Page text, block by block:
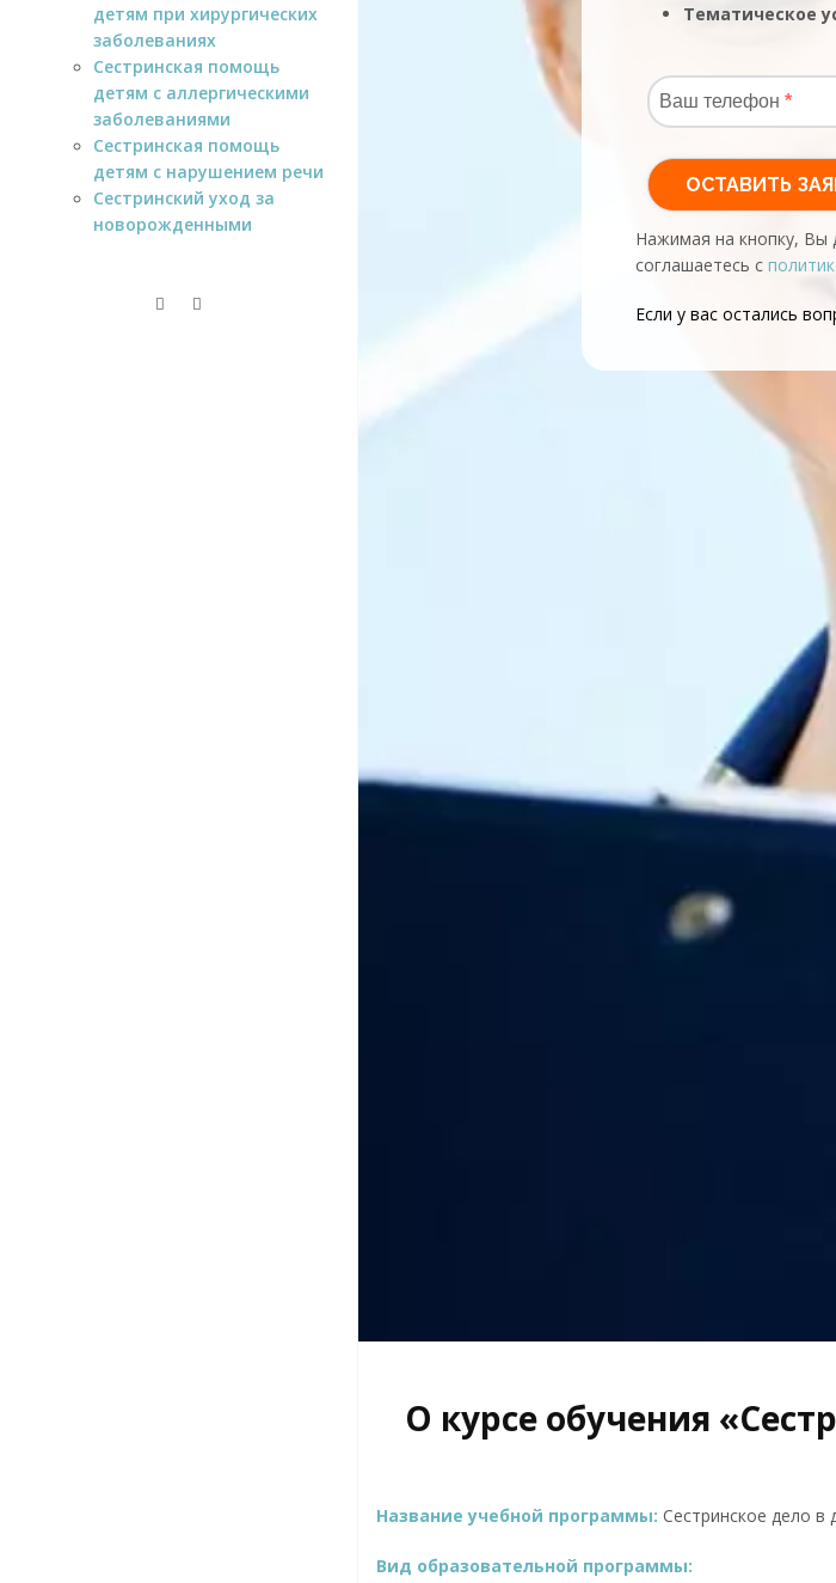
детям при хирургических
заболеваниях
Сестринская помощь
детям с аллергическими
заболеваниями
Сестринская помощь
детям с нарушением речи
Сестринский уход за
новорожденными
Тематическое
Нажимая на кнопку, Вы
соглашаетесь с
Если у вас остались
О курсе обучения
Название учебной программы: Сестринское дело в
Вид образовательной программы: